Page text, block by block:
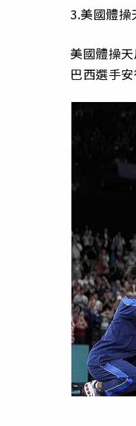
3.美國體操
美國體操
巴西選手